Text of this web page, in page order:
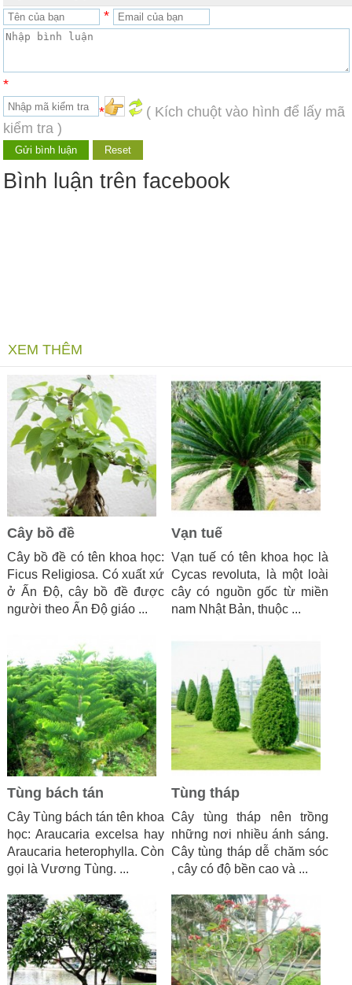
*
*
*
( Kích chuột vào hình để lấy mã
kiểm tra )
Bình luận trên facebook
XEM THÊM
Cây bồ đề
Cây bồ đề có tên khoa học:
Ficus Religiosa. Có xuất xứ
ở Ấn Độ, cây bồ đề được
người theo Ấn Độ giáo ...
Vạn tuế
Vạn tuế có tên khoa học là
Cycas revoluta, là một loài
cây có nguồn gốc từ miền
nam Nhật Bản, thuộc ...
Tùng bách tán
Cây Tùng bách tán tên khoa
học: Araucaria excelsa hay
Araucaria heterophylla. Còn
gọi là Vương Tùng. ...
Tùng tháp
Cây tùng tháp nên trồng
những nơi nhiều ánh sáng.
Cây tùng tháp dễ chăm sóc
, cây có độ bền cao và ...